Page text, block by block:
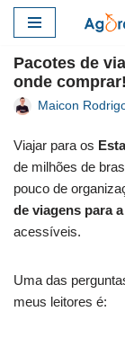
para
o
conteúdo
Pacotes de
onde comprar!
Maicon
Viajar para os
de milhões de
pouco de
de viagens para
acessíveis.
Uma das
meus leitores é: